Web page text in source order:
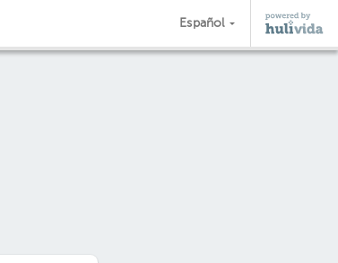
Español